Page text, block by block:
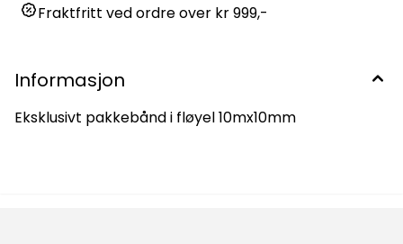
Fraktfritt ved ordre over kr 999,-
Informasjon
Eksklusivt pakkebånd i fløyel 10mx10mm